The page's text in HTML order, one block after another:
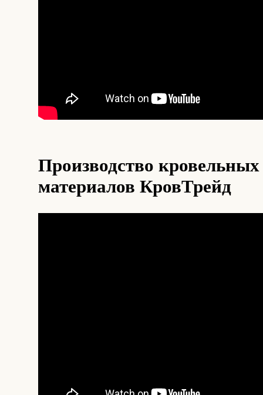
Производство
материалов КровТрейд